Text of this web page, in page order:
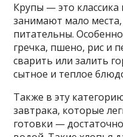
Крупы — это
занимают мало места,
питательны.
гречка, пшено, рис и
сварить или залить
сытное и теплое
Также в эту
завтрака, которые
готовки —